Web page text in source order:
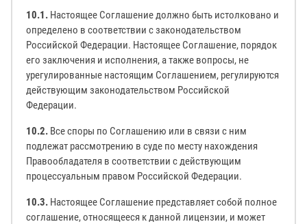
10.1. Настоящее Соглашение должно быть истолковано и
определено в соответствии с законодательством
Российской Федерации. Настоящее Соглашение, порядок
его заключения и исполнения, а также вопросы, не
урегулированные настоящим Соглашением, регулируются
действующим законодательством Российской
Федерации.
10.2. Все споры по Соглашению или в связи с ним
подлежат рассмотрению в суде по месту нахождения
Правообладателя в соответствии с действующим
процессуальным правом Российской Федерации.
10.3. Настоящее Соглашение представляет собой полное
соглашение, относящееся к данной лицензии, и может